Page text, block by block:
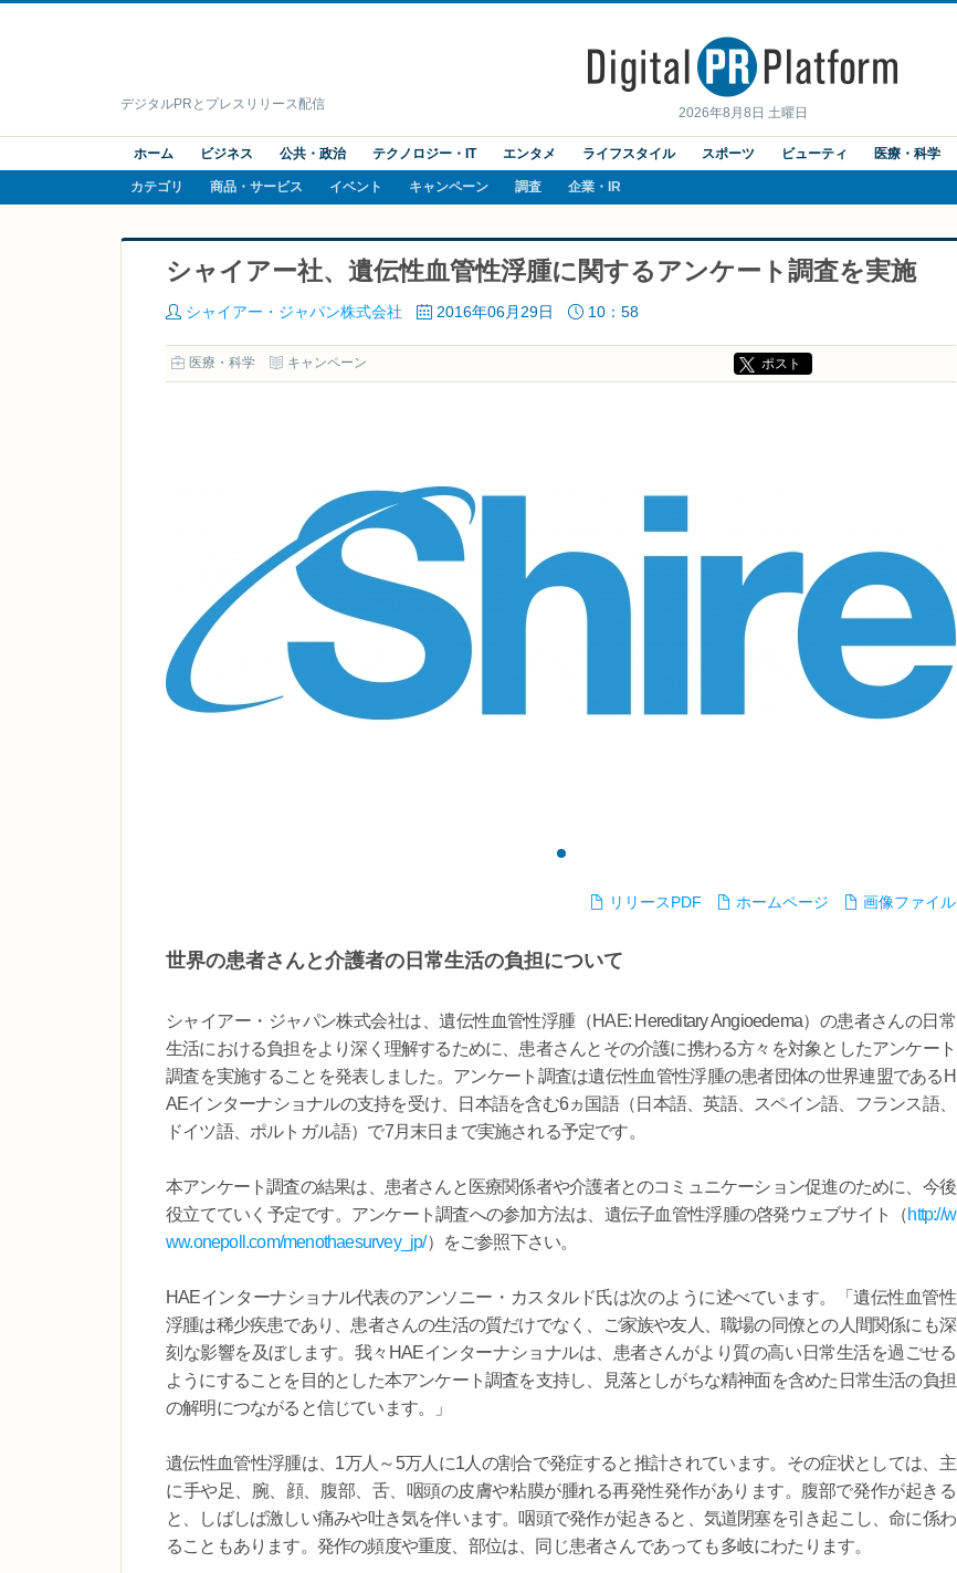
2026年8月8日 土曜日
デジタルPRとプレスリリース配信
ホーム ビジネス 公共・政治 テクノロジー・IT エンタメ ライフスタイル スポーツ ビューティ 医療・科学
カテゴリ 商品・サービス イベント キャンペーン 調査 企業・IR
シャイアー社、遺伝性血管性浮腫に関するアンケート調査を実施
シャイアー・ジャパン株式会社 2016年06月29日 10：58
医療・科学 キャンペーン ポスト
リリースPDF ホームページ 画像ファイル
世界の患者さんと介護者の日常生活の負担について
シャイアー・ジャパン株式会社は、遺伝性血管性浮腫（HAE: Hereditary Angioedema）の患者さんの日常
生活における負担をより深く理解するために、患者さんとその介護に携わる方々を対象としたアンケート
調査を実施することを発表しました。アンケート調査は遺伝性血管性浮腫の患者団体の世界連盟であるH
AEインターナショナルの支持を受け、日本語を含む6ヵ国語（日本語、英語、スペイン語、フランス語、
ドイツ語、ポルトガル語）で7月末日まで実施される予定です。
本アンケート調査の結果は、患者さんと医療関係者や介護者とのコミュニケーション促進のために、今後
役立てていく予定です。アンケート調査への参加方法は、遺伝子血管性浮腫の啓発ウェブサイト（http://w
ww.onepoll.com/menothaesurvey_jp/）をご参照下さい。
HAEインターナショナル代表のアンソニー・カスタルド氏は次のように述べています。「遺伝性血管性
浮腫は稀少疾患であり、患者さんの生活の質だけでなく、ご家族や友人、職場の同僚との人間関係にも深
刻な影響を及ぼします。我々HAEインターナショナルは、患者さんがより質の高い日常生活を過ごせる
ようにすることを目的とした本アンケート調査を支持し、見落としがちな精神面を含めた日常生活の負担
の解明につながると信じています。」
遺伝性血管性浮腫は、1万人～5万人に1人の割合で発症すると推計されています。その症状としては、主
に手や足、腕、顔、腹部、舌、咽頭の皮膚や粘膜が腫れる再発性発作があります。腹部で発作が起きる
と、しばしば激しい痛みや吐き気を伴います。咽頭で発作が起きると、気道閉塞を引き起こし、命に係わ
ることもあります。発作の頻度や重度、部位は、同じ患者さんであっても多岐にわたります。